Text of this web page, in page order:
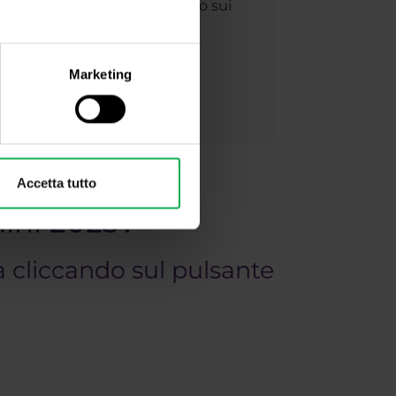
Marketing
Accetta tutto
per avere successo sui
degli ordini, depositi e
ambizioso?
2023?
cliccando sul pulsante